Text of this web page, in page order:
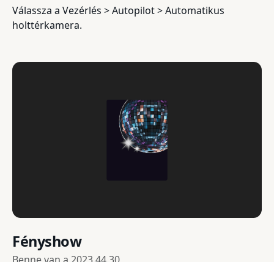
Válassza a Vezérlés > Autopilot > Automatikus
holttérkamera.
Fényshow